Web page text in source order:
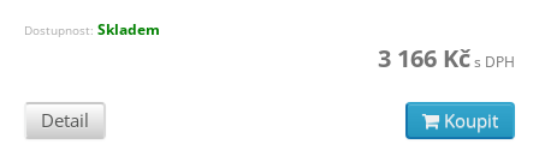
Dostupnost: Skladem
3 166 Kčs DPH
Detail Koupit